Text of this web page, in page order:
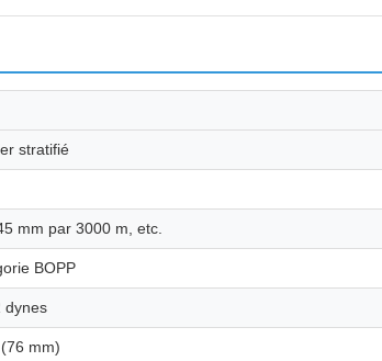
stratifié
mm par 3000 m, etc.
BOPP
dynes
mm)